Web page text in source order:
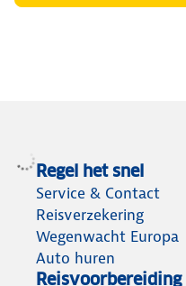
Regel het snel
Service & Contact
Reisverzekering
Wegenwacht Europa
Auto huren
Reisvoorbereiding